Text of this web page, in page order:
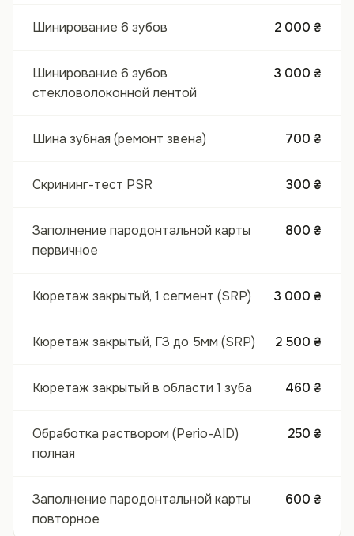
Шинирование 6 зубов 2 000 ₴
Шинирование 6 зубов
стекловолоконной лентой
3 000 ₴
Шина зубная (ремонт звена) 700 ₴
Скрининг-тест PSR 300 ₴
Заполнение пародонтальной карты
первичное
800 ₴
Кюретаж закрытый, 1 сегмент (SRP) 3 000 ₴
Кюретаж закрытый, ГЗ до 5мм (SRP) 2 500 ₴
Кюретаж закрытый в области 1 зуба 460 ₴
Обработка раствором (Perio-AID)
полная
250 ₴
Заполнение пародонтальной карты
повторное
600 ₴